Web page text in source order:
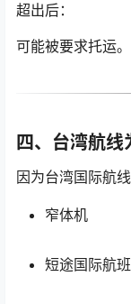
超出后：
可能被要求托运。
四、台湾航线
因为台湾国际航线
窄体机
短途国际航班